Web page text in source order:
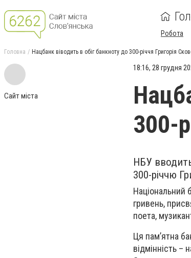
Робота
Головна Нацбанк віводить в обіг банкноту до 300-річчя Григорія
Сайт міста
18:16, 28 грудня
300-
НБУ
300-річчю
Національний
гривень,
поета,
Ця пам’ятна
відмінність –